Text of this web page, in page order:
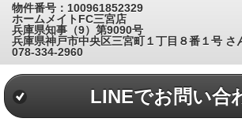
物件番号：100961852329
ホームメイトFC三宮店
兵庫県知事（9）第9090号
兵庫県神戸市中央区三宮町１丁目８番１号 さ
078-334-2960
LINEでお問い合